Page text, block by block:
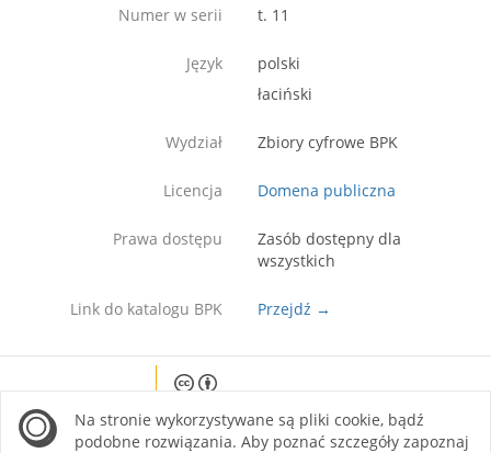
Numer w serii t. 11
Język
polski
łaciński
Wydział Zbiory cyfrowe BPK
Licencja Domena publiczna
Prawa dostępu
Zasób dostępny dla
wszystkich
Link do katalogu BPK Przejdź →
site is licensed under a Creative Commons
Attribution 4.0 International license.
Na stronie wykorzystywane są pliki cookie, bądź
podobne rozwiązania. Aby poznać szczegóły zapoznaj